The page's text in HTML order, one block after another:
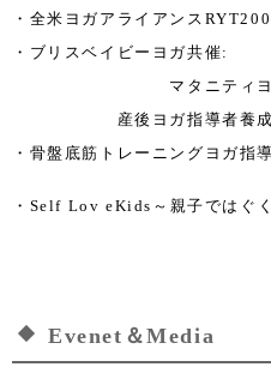
・全米ヨガアライアンス
・ブリスベイビ
マタニティヨガ指導
産後ヨガ指導者養成
・骨盤底筋トレーニングヨガ指
・Self Lov eKids～親子ではぐ
Evenet＆Media